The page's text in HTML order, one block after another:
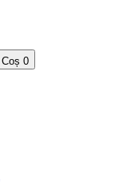
Coș 0